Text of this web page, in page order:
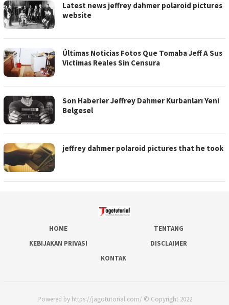
Latest news jeffrey dahmer polaroid pictures
website
Últimas Noticias Fotos Que Tomaba Jeff A Sus
Victimas Reales Sin Censura
Son Haberler Jeffrey Dahmer Kurbanları Yeni
Belgesel
jeffrey dahmer polaroid pictures that he took
HOME
TENTANG
KEBIJAKAN PRIVASI
DISCLAIMER
KONTAK
Powered by https://jagotutorial.com/ © Copyright 2022